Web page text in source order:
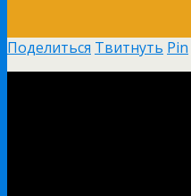
Поделиться Твитнуть Pin